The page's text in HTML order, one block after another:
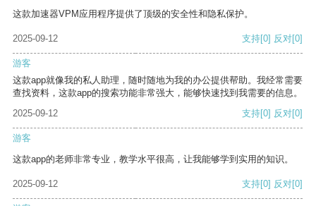
这款加速器VPM应用程序提供了顶级的安全性和隐私保护。
2025-09-12 支持[0] 反对[0]
游客
这款app就像我的私人助理，随时随地为我的办公提供帮助。我经常需要
查找资料，这款app的搜索功能非常强大，能够快速找到我需要的信息。
2025-09-12
支持[0] 反对[0]
游客
这款app的老师非常专业，教学水平很高，让我能够学到实用的知识。
2025-09-12 支持[0] 反对[0]